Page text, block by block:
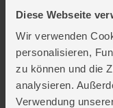
Diese Webseite
Wir verwenden
personalisieren,
zu können und die
analysieren.
Verwendung
Lieferumfang
Artikelmerkmale